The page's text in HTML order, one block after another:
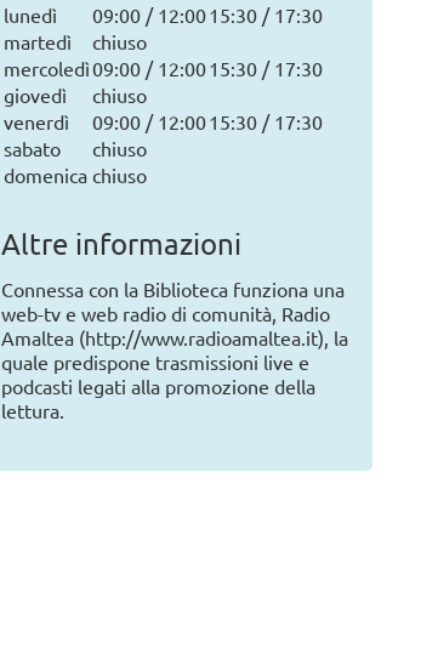
lunedì
09:00 / 12:0015:30 / 17:30
martedì
chiuso
mercoledì09:00 / 12:0015:30 / 17:30
giovedì
chiuso
venerdì
09:00 / 12:0015:30 / 17:30
sabato
chiuso
domenica chiuso
Altre informazioni
Connessa con la Biblioteca funziona una
web-tv e web radio di comunità, Radio
Amaltea (http://www.radioamaltea.it), la
quale predispone trasmissioni live e
podcasti legati alla promozione della
lettura.